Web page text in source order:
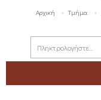
Αρχική Τμήμα